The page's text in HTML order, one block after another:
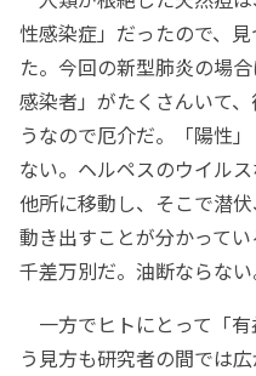
性感染症」だったので、
た。今回の新型肺炎の場
感染者」がたくさんいて
うなので厄介だ。「陽性
ない。ヘルペスのウイル
他所に移動し、そこで潜
動き出すことが分かって
千差万別だ。油断ならない
一方でヒトにとって「
う見方も研究者の間では